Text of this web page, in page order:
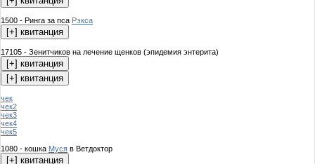
1500 - Ринга за пса Рэкса
17105 - Зенитчиков на лечение щенков (эпидемия энтерита)
чек
чек2
чек3
чек4
чек5
1080 - кошка Муся в Ветдоктор